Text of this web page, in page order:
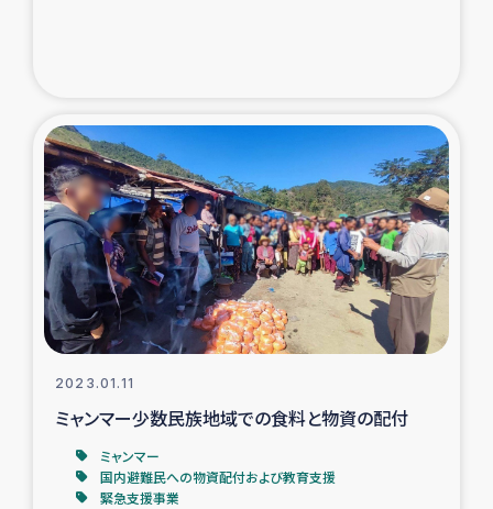
2023.01.11
ミャンマー少数民族地域での食料と物資の配付
ミャンマー
国内避難民への物資配付および教育支援
緊急支援事業